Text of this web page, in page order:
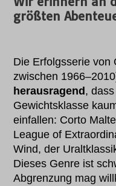
größten
Die Erfolgsserie von
zwischen
herausragend ,
Gewichtsklasse
einfallen: Corto
League of
Wind, der
Dieses Genre ist
Abgrenzung mag